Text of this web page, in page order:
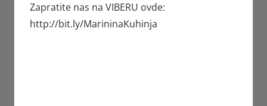
Zapratite nas na VIBERU ovde:
http://bit.ly/MarininaKuhinja